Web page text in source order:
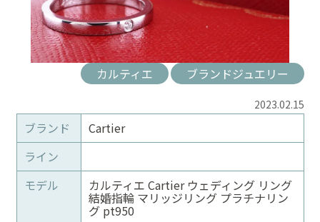
カルティエ ブランドジュエリー
2023.02.15
ブランド
Cartier
ライン
モデル
カルティエ Cartier ウェディング リング
結婚指輪 マリッジリング プラチナリン
グ pt950